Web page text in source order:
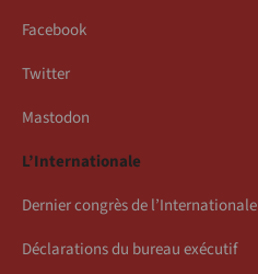
Facebook
Twitter
Mastodon
L’Internationale
Dernier congrès de l’Internationale
Déclarations du bureau exécutif